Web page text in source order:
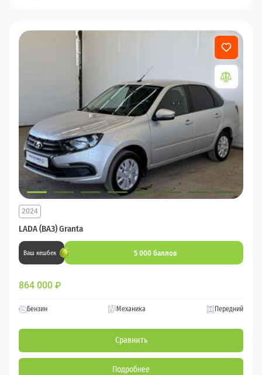
LADA (ВАЗ) Granta
2024
Ваш кешбек 5 000 баллов
864 000 ₽
Бензин Механика Передний
Сравнить
Подробнее